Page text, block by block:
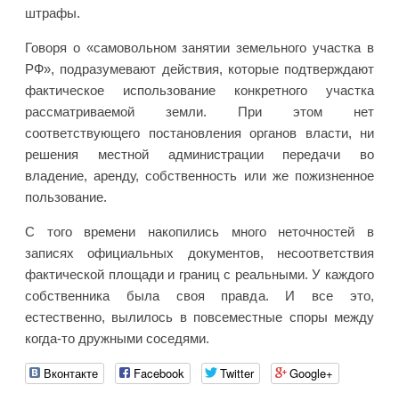
штрафы.
Говоря о «самовольном занятии земельного участка в
РФ», подразумевают действия, которые подтверждают
фактическое использование конкретного участка
рассматриваемой земли. При этом нет
соответствующего постановления органов власти, ни
решения местной администрации передачи во
владение, аренду, собственность или же пожизненное
пользование.
С того времени накопились много неточностей в
записях официальных документов, несоответствия
фактической площади и границ с реальными. У каждого
собственника была своя правда. И все это,
естественно, вылилось в повсеместные споры между
когда-то дружными соседями.
Вконтакте Facebook Twitter
Google+